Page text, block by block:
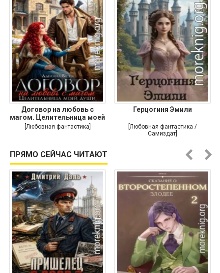
Договор на любовь с
магом. Целительница моей
души
[Любовная фантастика]
Герцогиня Эмили
[Любовная фантастика /
Самиздат]
ПРЯМО СЕЙЧАС ЧИТАЮТ